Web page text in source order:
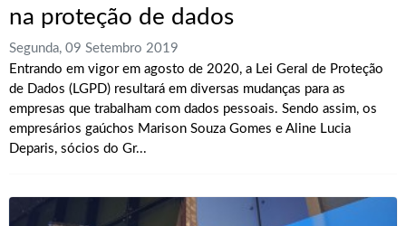
na proteção de dados
Segunda, 09 Setembro 2019
Entrando em vigor em agosto de 2020, a Lei Geral de Proteção
de Dados (LGPD) resultará em diversas mudanças para as
empresas que trabalham com dados pessoais. Sendo assim, os
empresários gaúchos Marison Souza Gomes e Aline Lucia
Deparis, sócios do Gr...